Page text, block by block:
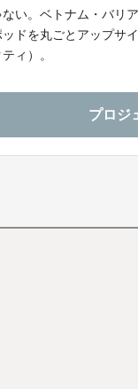
い。ベトナム・バリ
ドを丸ごとアップサ
ィ）。
プロジ